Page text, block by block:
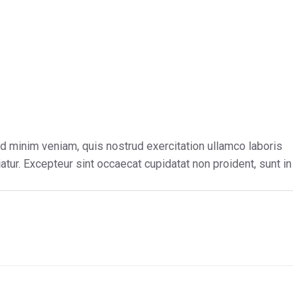
minim veniam, quis nostrud exercitation ullamco laboris
Excepteur sint occaecat cupidatat non proident, sunt in